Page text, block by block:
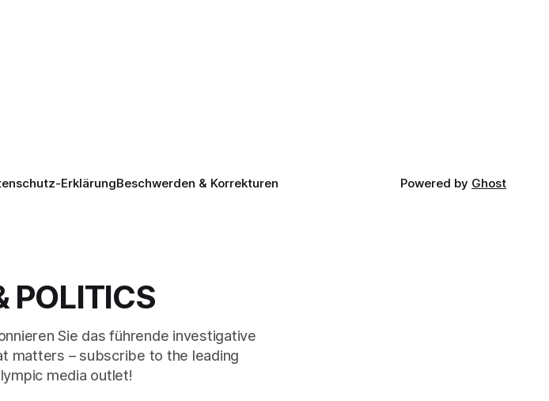
ErklärungBeschwerden & Korrekturen Powered by Ghost
POLITICS
Sie das führende investigative
matters – subscribe to the leading
media outlet!